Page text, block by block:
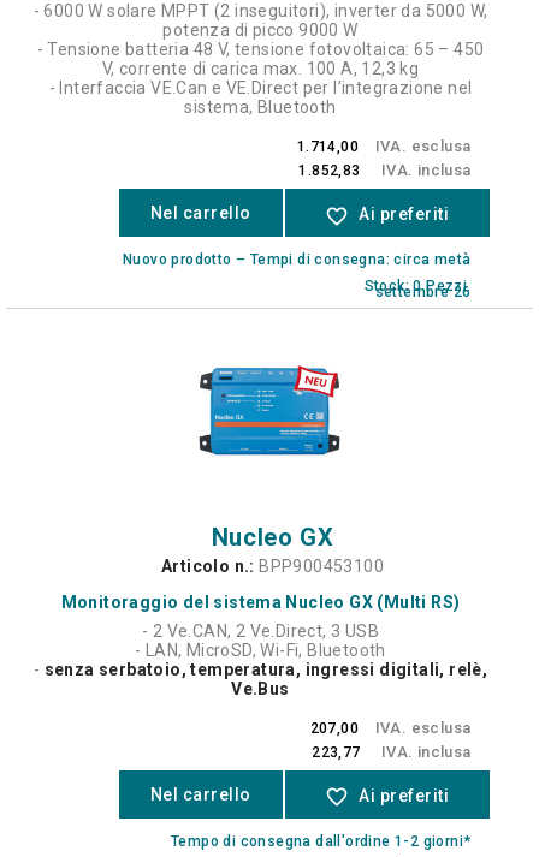
- 6000 W solare MPPT (2 inseguitori), inverter da 5000 W,
potenza di picco 9000 W
- Tensione batteria 48 V, tensione fotovoltaica: 65 – 450
V, corrente di carica max. 100 A, 12,3 kg
- Interfaccia VE.Can e VE.Direct per l’integrazione nel
sistema, Bluetooth
1.714,00 IVA. esclusa
1.852,83 IVA. inclusa
Nel carrello favorite_border Ai preferiti
Nuovo prodotto – Tempi di consegna: circa metà
settembre 26
Stock: 0 Pezzi.
Nucleo GX
Articolo n.: BPP900453100
Monitoraggio del sistema Nucleo GX (Multi RS)
- 2 Ve.CAN, 2 Ve.Direct, 3 USB
- LAN, MicroSD, Wi-Fi, Bluetooth
- senza serbatoio, temperatura, ingressi digitali, relè,
Ve.Bus
207,00 IVA. esclusa
223,77 IVA. inclusa
Nel carrello favorite_border Ai preferiti
Tempo di consegna dall'ordine 1-2 giorni*